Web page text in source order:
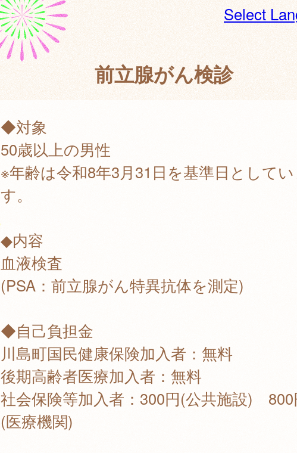
Select
前立腺がん検診
◆対象
50歳以上の男性
※年齢は令和8年3月31日を基準日として
す。
◆内容
血液検査
(PSA：前立腺がん特異抗体を測定)
◆自己負担金
川島町国民健康保険加入者：無料
後期高齢者医療加入者：無料
社会保険等加入者：300円(公共施設) 800
(医療機関)